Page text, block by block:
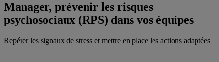
Manager, prévenir les risques
psychosociaux (RPS) dans vos équipes
Repérer les signaux de stress et mettre en place les actions adaptées